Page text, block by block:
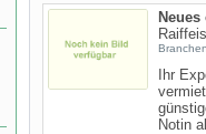
Ihr
Notin